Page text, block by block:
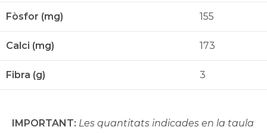
Fòsfor (mg) 155
Calci (mg) 173
Fibra (g) 3
IMPORTANT: Les quantitats indicades en la taula